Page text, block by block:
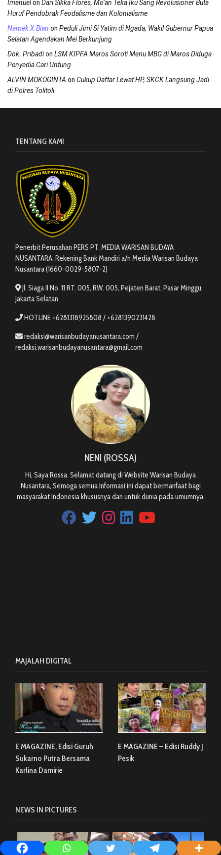
Imanuelon Dari Sikka Flores, Mo’an Teka Iku Sang Revolusioner Buta
Huruf Pendobrak Feodalisme dan Kolonialisme
Namek X Bian on Peduli Jimi Si Yatim di Ngada, Wakil Gubernur Papua
Selatan Agendakan Mei Berkunjung
Dok. Pribadion LSM KIPFA Maros Soroti Menu MBG di Maros Diduga
Penyedia Cari Untung
ALVIN MOKOGINTA on Cukup Daftar Lewat HP, SKCK Langsung Jadi
di Polres Tolitoli
TENTANG KAMI
Penerbit Perusahan PERS PT. MEDIA WARISAN BUDAYA
NUSANTARA. Rekening Bank Mandiri a/n Media Warisan Budaya
Nusantara (1660-0029-5807-2)
Jl. Siaga II No. 11 RT. 005, RW. 005, Pejaten Barat, Pasar Minggu,
Jakarta Selatan
HOTLINE +6281318925808 / +6281390231428
redaksi@warisanbudayanusantara.com /
redaksi.warisanbudayanusantara@gmail.com
NENI (ROSSA)
Hi, Saya Rossa. Selamat datang di Website Warisan Budaya
Nusantara, Semoga semua Informasi ini dapat bermanfaat bagi
masyarakat Indonesia khususnya dan untuk dunia pada umumnya.
MAJALAH DIGITAL
E MAGAZINE, Edisi Guruh
Sukarno Putra Bersama
Karlina Damirie
E MAGAZINE – Edisi Ruddy J
Pesik
NEWS IN PICTURES